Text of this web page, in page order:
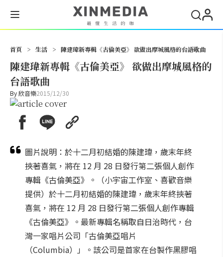
首頁 > 生活 > 陳建瑋新專輯《古倫美亞》 欲做出摩城風格的台語歌曲
陳建瑋新專輯《古倫美亞》 欲做出摩城風格的
台語歌曲
By欣音樂2015/12/30
圖片說明：於十二月初結婚的陳建瑋，歲末年終
挾著喜氣，將在 12 月 28 日發行第二張個人創作
專輯《古倫美亞》。（小宇宙工作室、喜歡音樂
提供）於十二月初結婚的陳建瑋，歲末年終挾著
喜氣，將在 12 月 28 日發行第二張個人創作專輯
《古倫美亞》。最新專輯名稱取自日治時代，台
灣一家唱片公司「古倫美亞唱片
（Columbia）」。該公司是首家在台製作黑膠唱